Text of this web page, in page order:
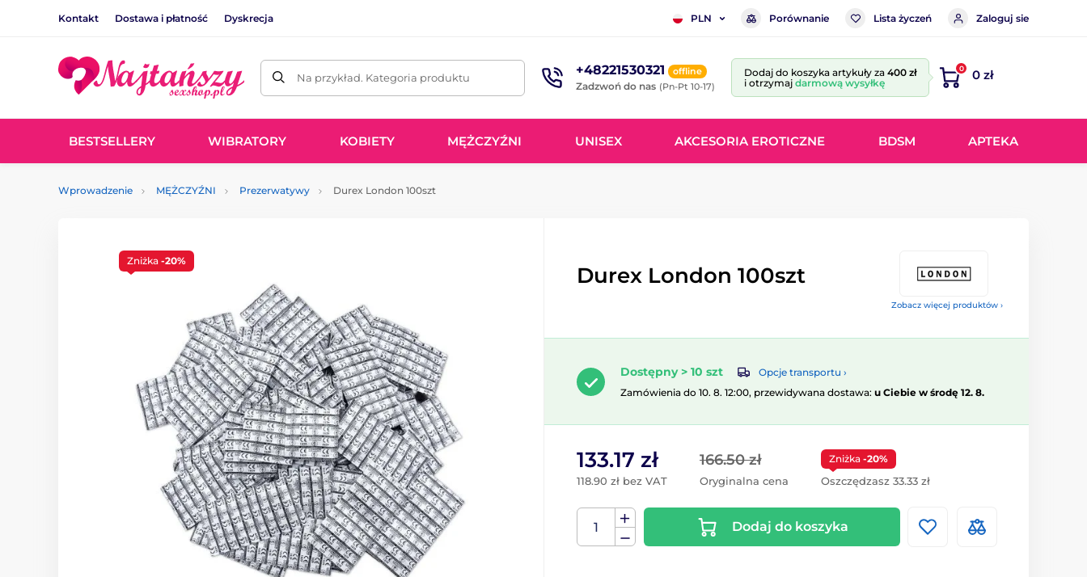
Kontakt Dostawa i płatność Dyskrecja PLN Porównanie Lista życzeń Zaloguj sie
Na przykład. Kategoria produktu +48221530321 offline
Zadzwoń do nas (Pn-Pt 10-17)
Dodaj do koszyka artykuły za 400 zł
i otrzymaj darmową wysyłkę
0 0 zł
BESTSELLERY WIBRATORY KOBIETY MĘŻCZYŹNI UNISEX AKCESORIA EROTICZNE BDSM APTEKA
Wprowadzenie MĘŻCZYŹNI Prezerwatywy Durex London 100szt
Zobacz więcej produktów ›
Zniżka -20%
Durex London 100szt
Dostępny > 10 szt
Opcje transportu ›
Zamówienia do 10. 8. 12:00, przewidywana dostawa: u Ciebie w środę 12. 8.
166.50 zł
Oryginalna cena
133.17 zł
118.90 zł bez VAT
Zniżka -20%
Oszczędzasz 33.33 zł
Dodaj do koszyka